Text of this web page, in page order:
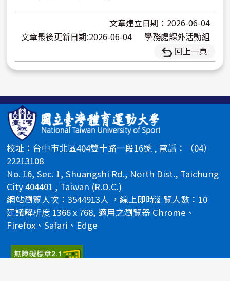
文章建立日期：2026-06-04
文章最後更新日期:2026-06-04
學務處課外活動組
回上一頁
校址：台中市北區404雙十路一段16號 , 電話：（04）
22213108
No. 16, Sec. 1, Shuangshi Rd., North Dist., Taichung
City 404401 , Taiwan (R.O.C.)
網站瀏覽人次：3544913人 ，線上即時瀏覽人數：10
建議解析度 1366 x 768, 適用之瀏覽器 Chrome、
Firefox、Safari、Edge